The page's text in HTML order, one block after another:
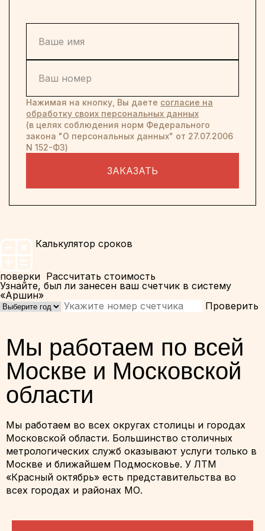
Нажимая на кнопку, Вы даете согласие на
обработку своих персональных данных
(в целях соблюдения норм Федерального
закона "О персональных данных" от 27.07.2006
N 152-ФЗ)
ЗАКАЗАТЬ
Калькулятор сроков
поверки Рассчитать стоимость
Узнайте, был ли занесен ваш счетчик в систему
«Аршин»
Проверить
Мы работаем по всей
Москве и Московской
области
Мы работаем во всех округах столицы и городах
Московской области. Большинство столичных
метрологических служб оказывают услуги только в
Москве и ближайшем Подмосковье. У ЛТМ
«Красный октябрь» есть представительства во
всех городах и районах МО.